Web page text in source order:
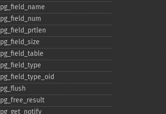
pg_​field_​name
pg_​field_​num
pg_​field_​prtlen
pg_​field_​size
pg_​field_​table
pg_​field_​type
pg_​field_​type_​oid
pg_​flush
pg_​free_​result
pg_​get_​notify